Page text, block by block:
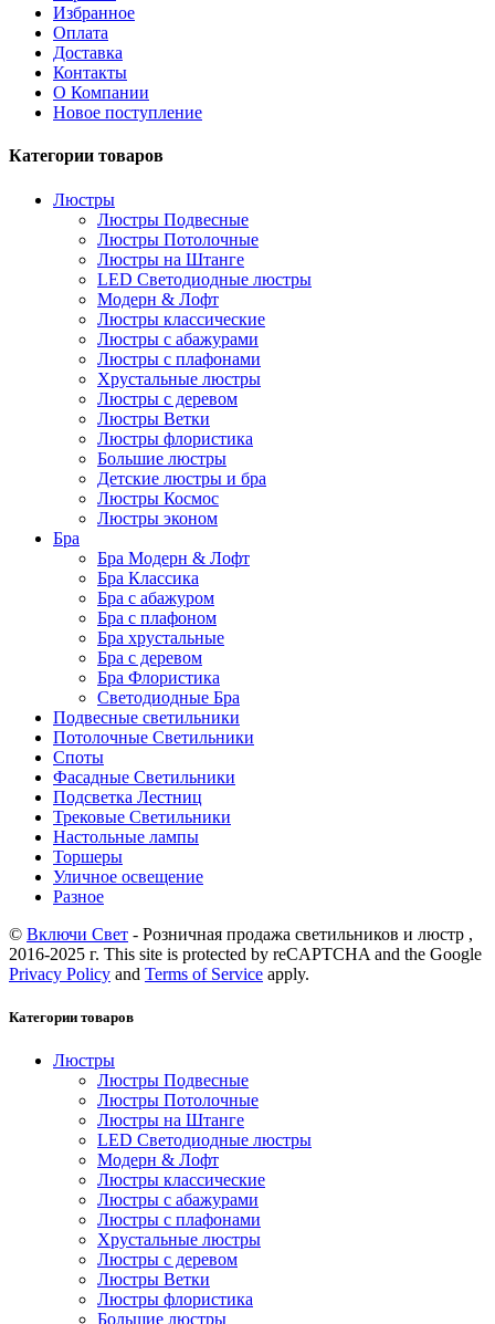
Избранное
Оплата
Доставка
Контакты
О Компании
Новое поступление
Категории товаров
Люстры
Люстры Подвесные
Люстры Потолочные
Люстры на Штанге
LED Светодиодные люстры
Модерн & Лофт
Люстры классические
Люстры с абажурами
Люстры с плафонами
Хрустальные люстры
Люстры с деревом
Люстры Ветки
Люстры флористика
Большие люстры
Детские люстры и бра
Люстры Космос
Люстры эконом
Бра
Бра Модерн & Лофт
Бра Классика
Бра с абажуром
Бра с плафоном
Бра хрустальные
Бра с деревом
Бра Флористика
Светодиодные Бра
Подвесные светильники
Потолочные Светильники
Споты
Фасадные Светильники
Подсветка Лестниц
Трековые Светильники
Настольные лампы
Торшеры
Уличное освещение
Разное
© Включи Свет - Розничная продажа светильников и люстр ,
2016-2025 г. This site is protected by reCAPTCHA and the Google
Privacy Policy and Terms of Service apply.
Категории товаров
Люстры
Люстры Подвесные
Люстры Потолочные
Люстры на Штанге
LED Светодиодные люстры
Модерн & Лофт
Люстры классические
Люстры с абажурами
Люстры с плафонами
Хрустальные люстры
Люстры с деревом
Люстры Ветки
Люстры флористика
Большие люстры